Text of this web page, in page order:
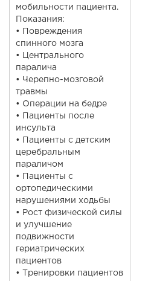
мобильности пациента.
Показания:
• Повреждения
спинного мозга
• Центрального
паралича
• Черепно-мозговой
травмы
• Операции на бедре
• Пациенты после
инсульта
• Пациенты с детским
церебральным
параличом
• Пациенты с
ортопедическими
нарушениями ходьбы
• Рост физической силы
и улучшение
подвижности
гериатрических
пациентов
• Тренировки пациентов